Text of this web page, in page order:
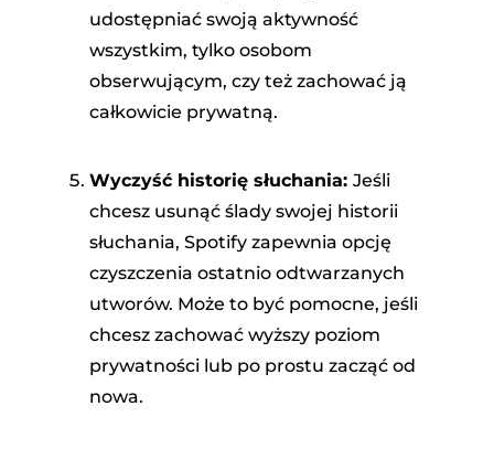
udostępniać swoją aktywność
wszystkim, tylko osobom
obserwującym, czy też zachować ją
całkowicie prywatną.
Wyczyść historię słuchania: Jeśli
chcesz usunąć ślady swojej historii
słuchania, Spotify zapewnia opcję
czyszczenia ostatnio odtwarzanych
utworów. Może to być pomocne, jeśli
chcesz zachować wyższy poziom
prywatności lub po prostu zacząć od
nowa.